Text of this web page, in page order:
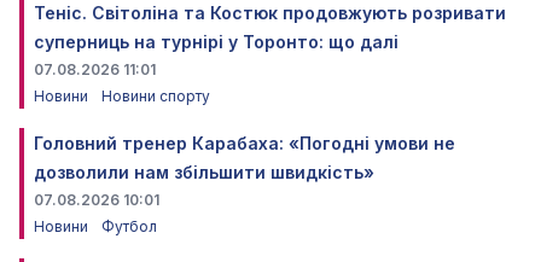
Теніс. Світоліна та Костюк продовжують розривати
суперниць на турнірі у Торонто: що далі
07.08.2026 11:01
Новини
Новини спорту
Головний тренер Карабаха: «Погодні умови не
дозволили нам збільшити швидкість»
07.08.2026 10:01
Новини
Футбол